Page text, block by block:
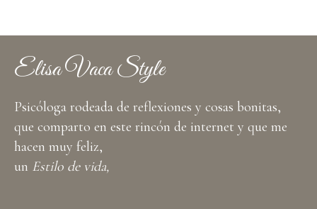
Elisa Vaca Style
Psicóloga rodeada de reflexiones y cosas bonitas,
que comparto en este rincón de internet y que me
hacen muy feliz,
un Estilo de vida,